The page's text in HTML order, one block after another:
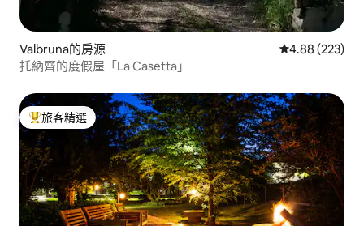
Valbruna的房源 從 223 則評價
4.88 (223)
托納齊的度假屋「La Casetta」
旅客精選榜首
旅客精選